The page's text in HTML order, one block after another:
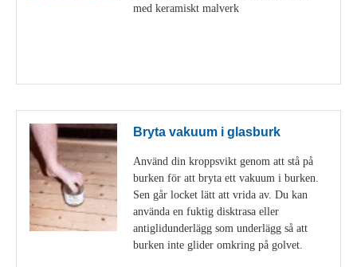
med keramiskt malverk
Bryta vakuum i glasburk
Använd din kroppsvikt genom att stå på
burken för att bryta ett vakuum i burken.
Sen går locket lätt att vrida av. Du kan
använda en fuktig disktrasa eller
antiglidunderlägg som underlägg så att
burken inte glider omkring på golvet.